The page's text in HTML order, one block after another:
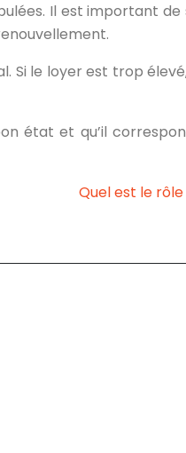
Il est important
le loyer est trop
état et qu’il
Quel est le